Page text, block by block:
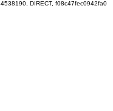
DIRECT, f08c47fec0942fa0